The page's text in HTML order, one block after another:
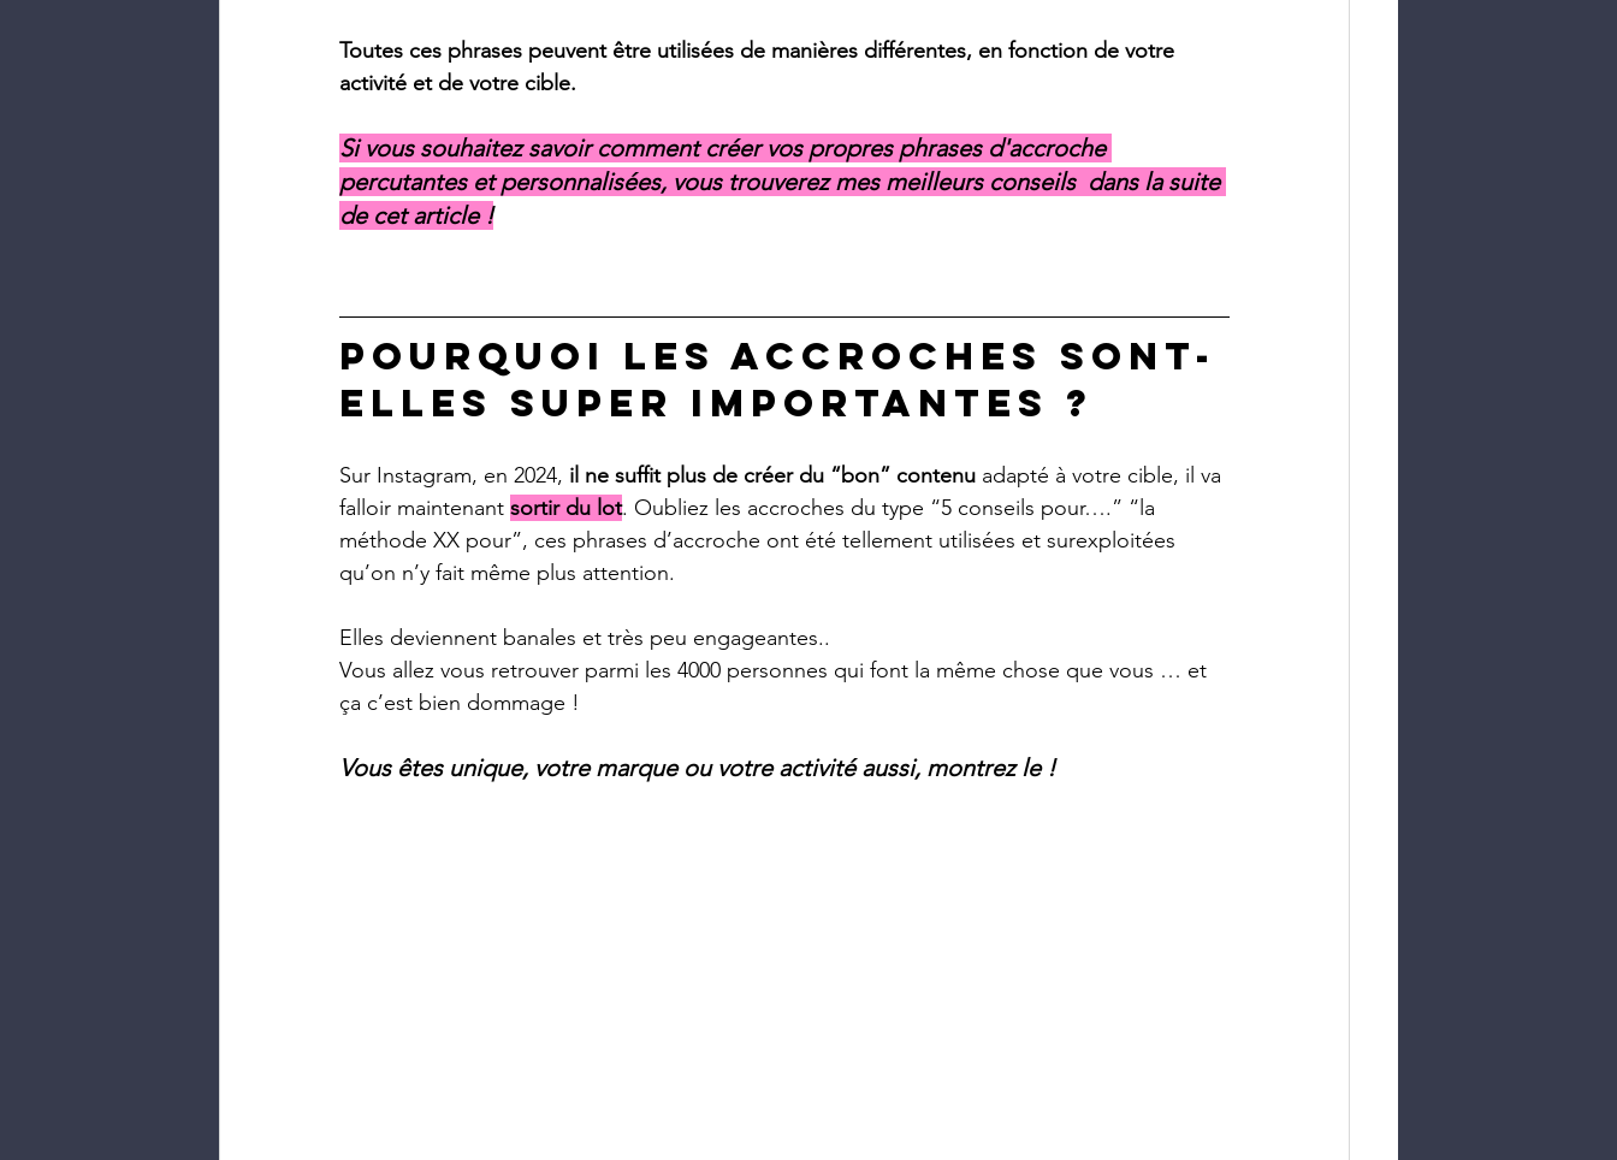
Toutes ces phrases peuvent être utilisées de manières différentes, en fonction de votre
activité et de votre cible.
Si vous souhaitez savoir comment créer vos propres phrases d'accroche
percutantes et personnalisées, vous trouverez mes meilleurs conseils  dans la suite
de cet article !
Pourquoi les accroches sont-
elles super importantes ?
Sur Instagram, en 2024, il ne suffit plus de créer du “bon” contenu adapté à votre cible, il va
falloir maintenant sortir du lot. Oubliez les accroches du type “5 conseils pour….” “la
méthode XX pour”, ces phrases d’accroche ont été tellement utilisées et surexploitées
qu’on n’y fait même plus attention.
Elles deviennent banales et très peu engageantes..
Vous allez vous retrouver parmi les 4000 personnes qui font la même chose que vous … et
ça c’est bien dommage !
Vous êtes unique, votre marque ou votre activité aussi, montrez le !